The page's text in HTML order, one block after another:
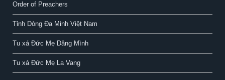
Order of Preachers
Tỉnh Dòng Đa Minh Việt Nam
Tu xá Đức Mẹ Dâng Mình
Tu xá Đức Mẹ La Vang